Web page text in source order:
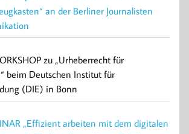
an der Berliner Journalisten
zu „Urheberrecht für
beim Deutschen Institut für
(DIE) in Bonn
„Effizient arbeiten mit dem digitalen